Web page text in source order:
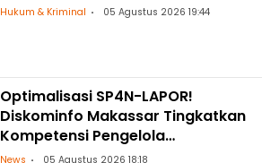
Hukum & Kriminal 05 Agustus 2026 19:44
Optimalisasi SP4N-LAPOR!
Diskominfo Makassar Tingkatkan
Kompetensi Pengelola
Pengaduan OPD
News 05 Agustus 2026 18:18